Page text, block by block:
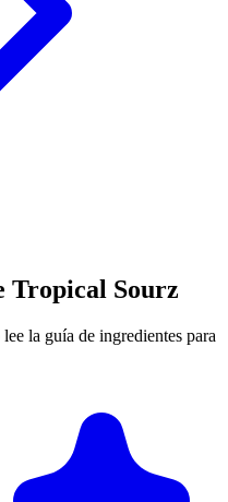
Tropical Sourz
la guía de ingredientes para